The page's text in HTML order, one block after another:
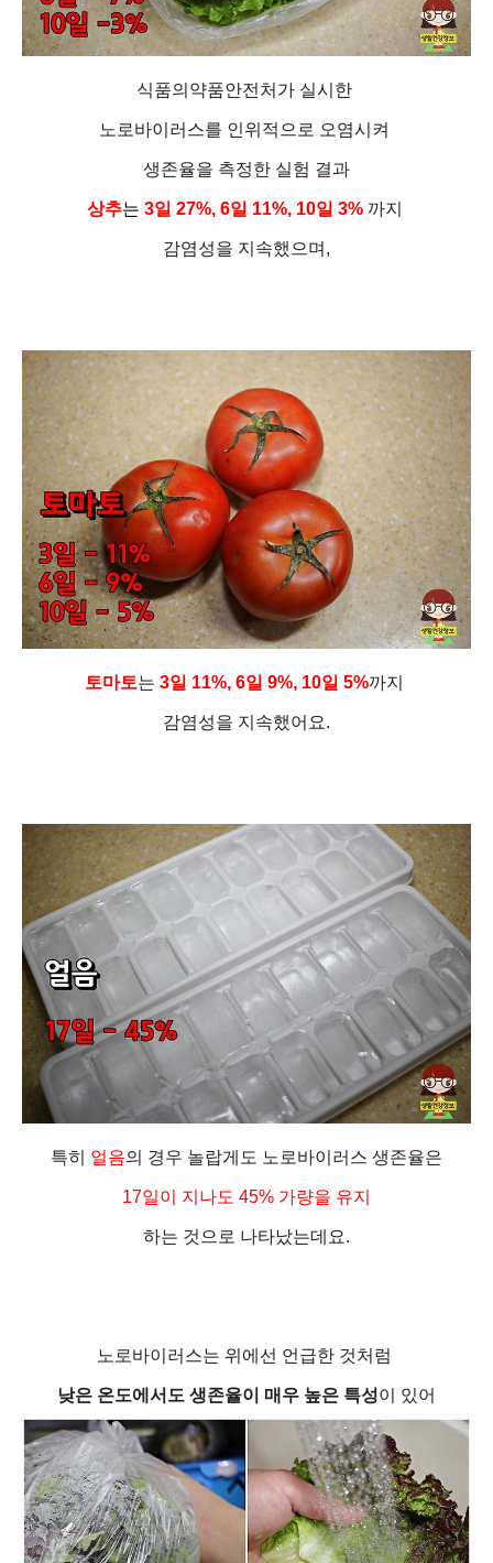
식품의약품안전처가 실시한
노로바이러스를 인위적으로 오염시켜
생존율을 측정한 실험 결과
상추는 3일 27%, 6일 11%, 10일 3%까지
감염성을 지속했으며,
토마토는 3일 11%, 6일 9%, 10일 5%까지
감염성을 지속했어요.
특히 얼음의 경우 놀랍게도 노로바이러스 생존율은
17일이 지나도 45% 가량을 유지
하는 것으로 나타났는데요.
노로바이러스는 위에선 언급한 것처럼
낮은 온도에서도 생존율이 매우 높은 특성이 있어